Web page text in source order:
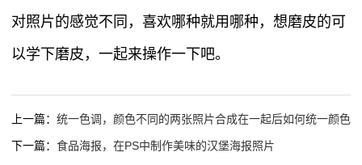
对照片的感觉不同，喜欢哪种就用哪种，想磨皮的可
以学下磨皮，一起来操作一下吧。
上一篇： 统一色调，颜色不同的两张照片合成在一起后如何统一颜色
下一篇： 食品海报，在PS中制作美味的汉堡海报照片